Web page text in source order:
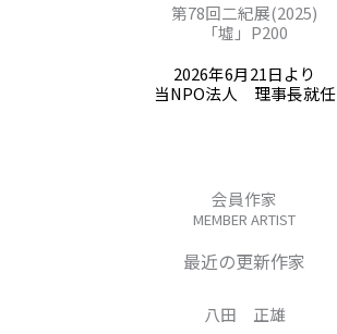
第78回二紀展(2025)
「墟」P200
2026年6月21日より
当NPO法人 理事長就任
会員作家
MEMBER ARTIST
最近の更新作家
八田 正雄